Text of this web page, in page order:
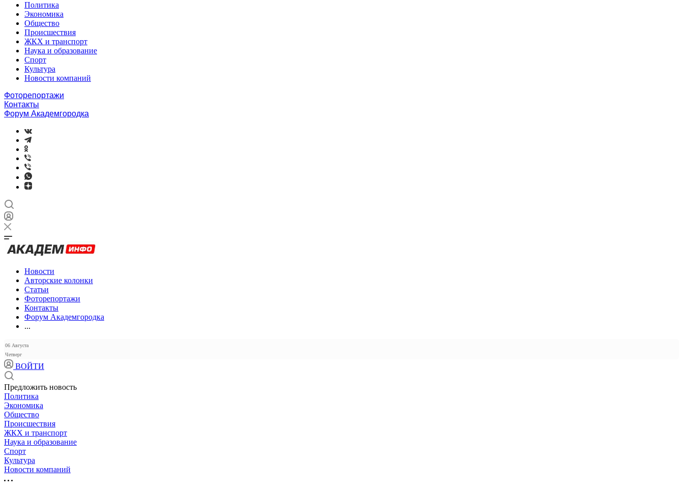
Политика
Экономика
Общество
Происшествия
ЖКХ и транспорт
Наука и образование
Спорт
Культура
Новости компаний
Фоторепортажи
Контакты
Форум Академгородка
Новости
Авторские колонки
Статьи
Фоторепортажи
Контакты
Форум Академгородка
...
06 Августа
Четверг
ВОЙТИ
Предложить новость
Политика
Экономика
Общество
Происшествия
ЖКХ и транспорт
Наука и образование
Спорт
Культура
Новости компаний